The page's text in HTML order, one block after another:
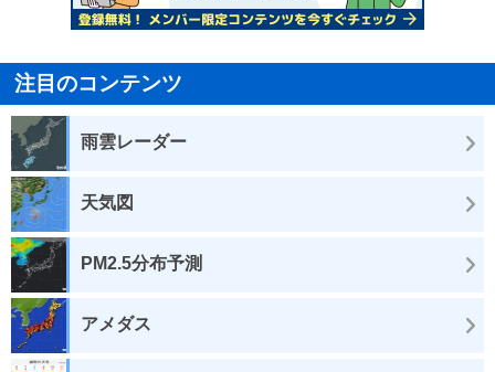
注目のコンテンツ
雨雲レーダー
天気図
PM2.5分布予測
アメダス